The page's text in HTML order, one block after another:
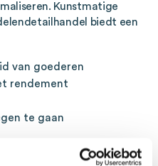
Kunstmatige
biedt een
van goederen
rendement
te gaan
in de hele